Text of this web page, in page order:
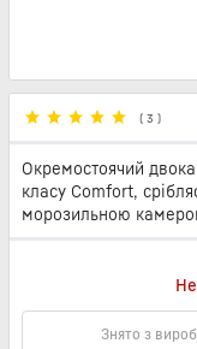
( 3 )
Окремостоячий
класу Comfort,
морозильною
Знято з